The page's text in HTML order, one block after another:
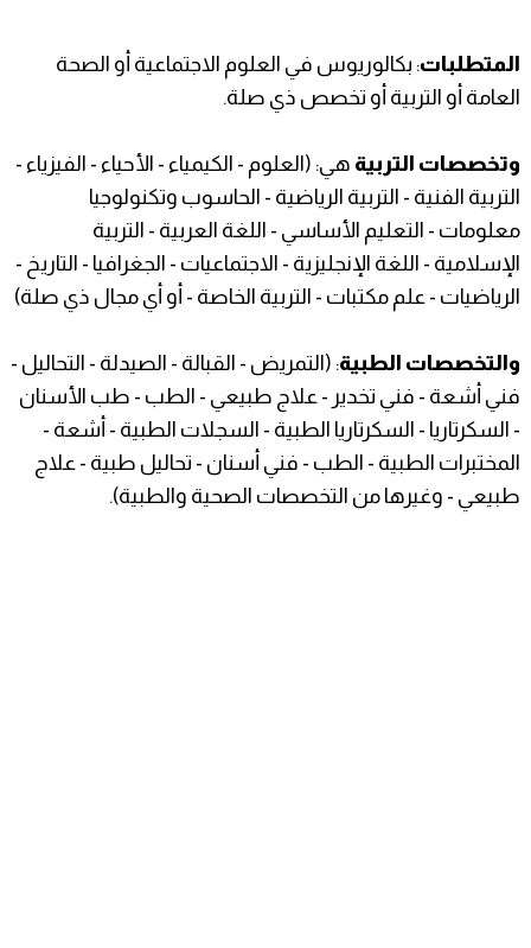
المتطلبات: بكالوريوس في العلوم الاجتماعية أو الصحة
العامة أو التربية أو تخصص ذي صلة.
وتخصصات التربية هي: (العلوم - الكيمياء - الأحياء - الفيزياء -
التربية الفنية - التربية الرياضية - الحاسوب وتكنولوجيا
معلومات - التعليم الأساسي - اللغة العربية - التربية
الإسلامية - اللغة الإنجليزية - الاجتماعيات - الجغرافيا - التاريخ -
الرياضيات - علم مكتبات - التربية الخاصة - أو أي مجال ذي صلة)
والتخصصات الطبية: (التمريض - القبالة - الصيدلة - التحاليل -
فني أشعة - فني تخدير - علاج طبيعي - الطب - طب الأسنان
- السكرتاريا - السكرتاريا الطبية - السجلات الطبية - أشعة -
المختبرات الطبية - الطب - فني أسنان - تحاليل طبية - علاج
طبيعي - وغيرها من التخصصات الصحية والطبية).